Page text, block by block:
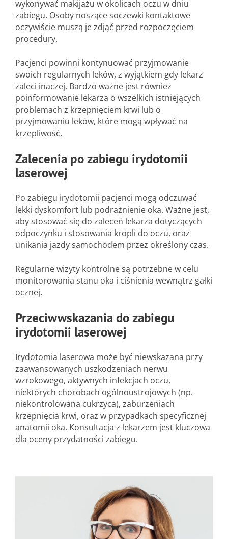
wykonywać makijażu w okolicach oczu w dniu
zabiegu. Osoby noszące soczewki kontaktowe
oczywiście muszą je zdjąć przed rozpoczęciem
procedury.
Pacjenci powinni kontynuować przyjmowanie
swoich regularnych leków, z wyjątkiem gdy lekarz
zaleci inaczej. Bardzo ważne jest również
poinformowanie lekarza o wszelkich istniejących
problemach z krzepnięciem krwi lub o
przyjmowaniu leków, które mogą wpływać na
krzepliwość.
Zalecenia po zabiegu irydotomii
laserowej
Po zabiegu irydotomii pacjenci mogą odczuwać
lekki dyskomfort lub podrażnienie oka. Ważne jest,
aby stosować się do zaleceń lekarza dotyczących
odpoczynku i stosowania kropli do oczu, oraz
unikania jazdy samochodem przez określony czas.
Regularne wizyty kontrolne są potrzebne w celu
monitorowania stanu oka i ciśnienia wewnątrz gałki
ocznej.
Przeciwwskazania do zabiegu
irydotomii laserowej
Irydotomia laserowa może być niewskazana przy
zaawansowanych uszkodzeniach nerwu
wzrokowego, aktywnych infekcjach oczu,
niektórych chorobach ogólnoustrojowych (np.
niekontrolowana cukrzyca), zaburzeniach
krzepnięcia krwi, oraz w przypadkach specyficznej
anatomii oka. Konsultacja z lekarzem jest kluczowa
dla oceny przydatności zabiegu.